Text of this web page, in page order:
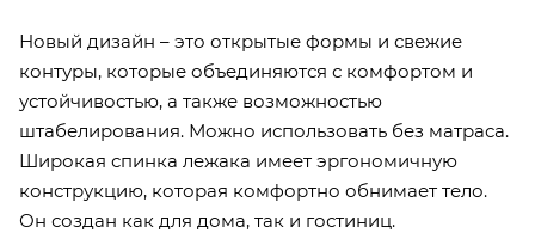
Новый дизайн – это открытые формы и свежие
контуры, которые объединяются с комфортом и
устойчивостью, а также возможностью
штабелирования. Можно использовать без матраса.
Широкая спинка лежака имеет эргономичную
конструкцию, которая комфортно обнимает тело.
Он создан как для дома, так и гостиниц.